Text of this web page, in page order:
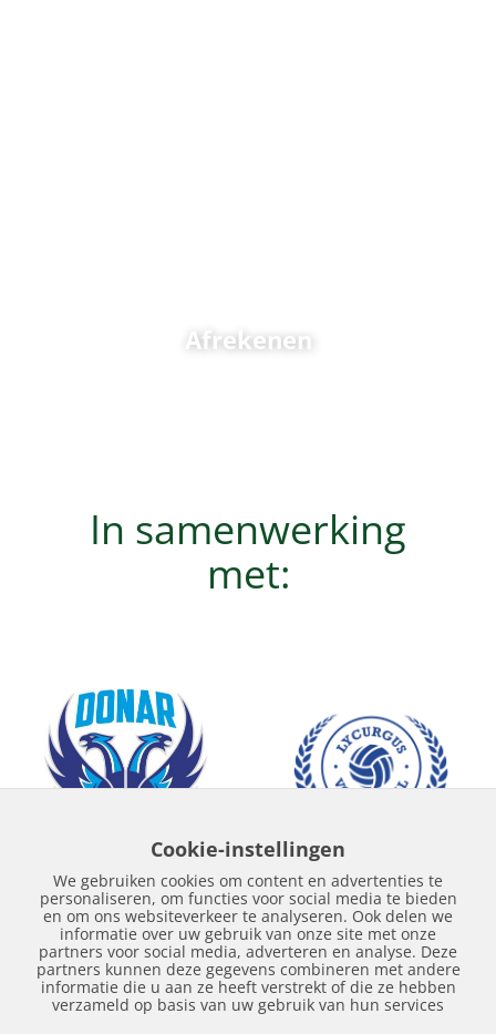
Afrekenen
In samenwerking
met:
Cookie-instellingen
We gebruiken cookies om content en advertenties te
personaliseren, om functies voor social media te bieden
en om ons websiteverkeer te analyseren. Ook delen we
informatie over uw gebruik van onze site met onze
partners voor social media, adverteren en analyse. Deze
partners kunnen deze gegevens combineren met andere
informatie die u aan ze heeft verstrekt of die ze hebben
verzameld op basis van uw gebruik van hun services